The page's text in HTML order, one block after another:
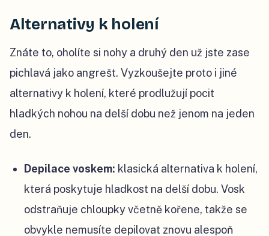
Alternativy k holení
Znáte to, oholíte si nohy a druhý den už jste zase
pichlavá jako angrešt. Vyzkoušejte proto i jiné
alternativy k holení, které prodlužují pocit
hladkých nohou na delší dobu než jenom na jeden
den.
Depilace voskem: klasická alternativa k holení,
která poskytuje hladkost na delší dobu. Vosk
odstraňuje chloupky včetně kořene, takže se
obvykle nemusíte depilovat znovu alespoň